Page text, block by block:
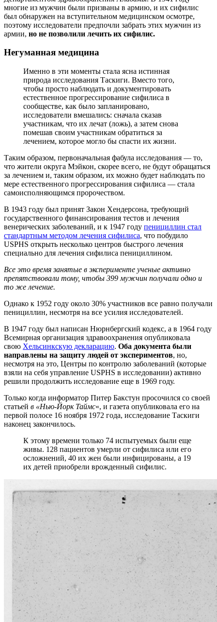
многие из мужчин были призваны в армию, и их сифилис
был обнаружен на вступительном медицинском осмотре,
поэтому исследователи предпочли забрать этих мужчин из
армии, но не позволили лечить их сифилис.
Негуманная медицина
Именно в эти моменты стала ясна истинная
природа исследования Таскиги. Вместо того,
чтобы просто наблюдать и документировать
естественное прогрессирование сифилиса в
сообществе, как было запланировано,
исследователи вмешались: сначала сказав
участникам, что их лечат (ложь), а затем снова
помешав своим участникам обратиться за
лечением, которое могло бы спасти их жизни.
Таким образом, первоначальная фабула исследования — то,
что жители округа Мэйкон, скорее всего, не будут обращаться
за лечением и, таким образом, их можно будет наблюдать по
мере естественного прогрессирования сифилиса — стала
самоисполняющимся пророчеством.
В 1943 году был принят Закон Хендерсона, требующий
государственного финансирования тестов и лечения
венерических заболеваний, и к 1947 году пенициллин стал
стандартным методом лечения сифилиса, что побудило
USPHS открыть несколько центров быстрого лечения
специально для лечения сифилиса пенициллином.
Все это время занятые в эксперименте ученые активно
препятствовали тому, чтобы 399 мужчин получали одно и
то же лечение.
Однако к 1952 году около 30% участников все равно получали
пенициллин, несмотря на все усилия исследователей.
В 1947 году был написан Нюрнбергский кодекс, а в 1964 году
Всемирная организация здравоохранения опубликовала
свою Хельсинкскую декларацию. Оба документа были
направлены на защиту людей от экспериментов, но,
несмотря на это, Центры по контролю заболеваний (которые
взяли на себя управление USPHS в исследовании) активно
решили продолжить исследование еще в 1969 году.
Только когда информатор Питер Бакстун просочился со своей
статьей в «Нью-Йорк Таймс«, и газета опубликовала его на
первой полосе 16 ноября 1972 года, исследование Таскиги
наконец закончилось.
К этому времени только 74 испытуемых были еще
живы. 128 пациентов умерли от сифилиса или его
осложнений, 40 их жен были инфицированы, а 19
их детей приобрели врожденный сифилис.